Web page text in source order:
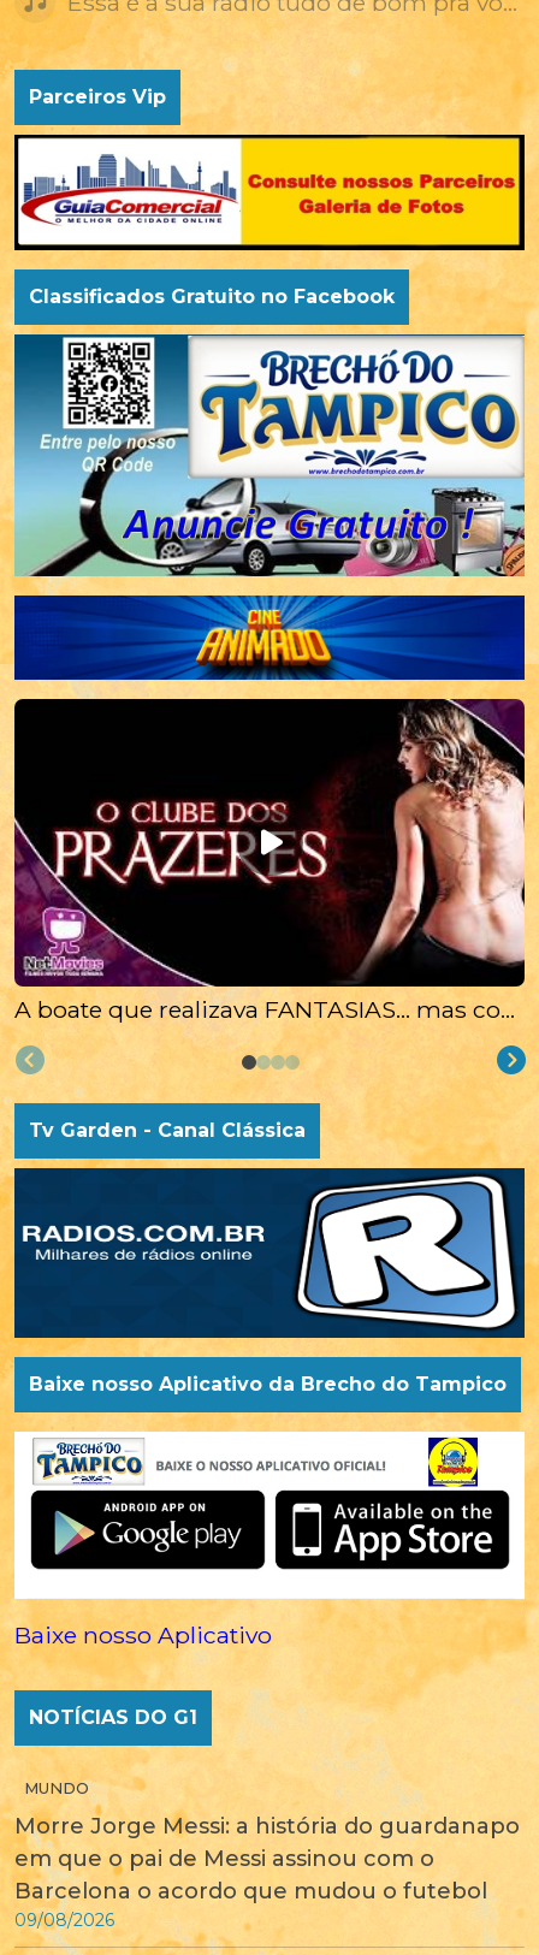
Parceiros Vip
Classificados Gratuito no Facebook
A boate que realizava FANTASIAS… mas cobrou um preço MORTAL 👀O Clube dos Prazeres
Tv Garden - Canal Clássica
Baixe nosso Aplicativo da Brecho do Tampico
Baixe nosso Aplicativo
NOTÍCIAS DO G1
MUNDO
Morre Jorge Messi: a história do guardanapo
em que o pai de Messi assinou com o
Barcelona o acordo que mudou o futebol
09/08/2026